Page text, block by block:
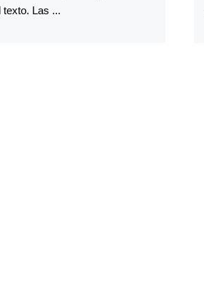
texto. Las ...